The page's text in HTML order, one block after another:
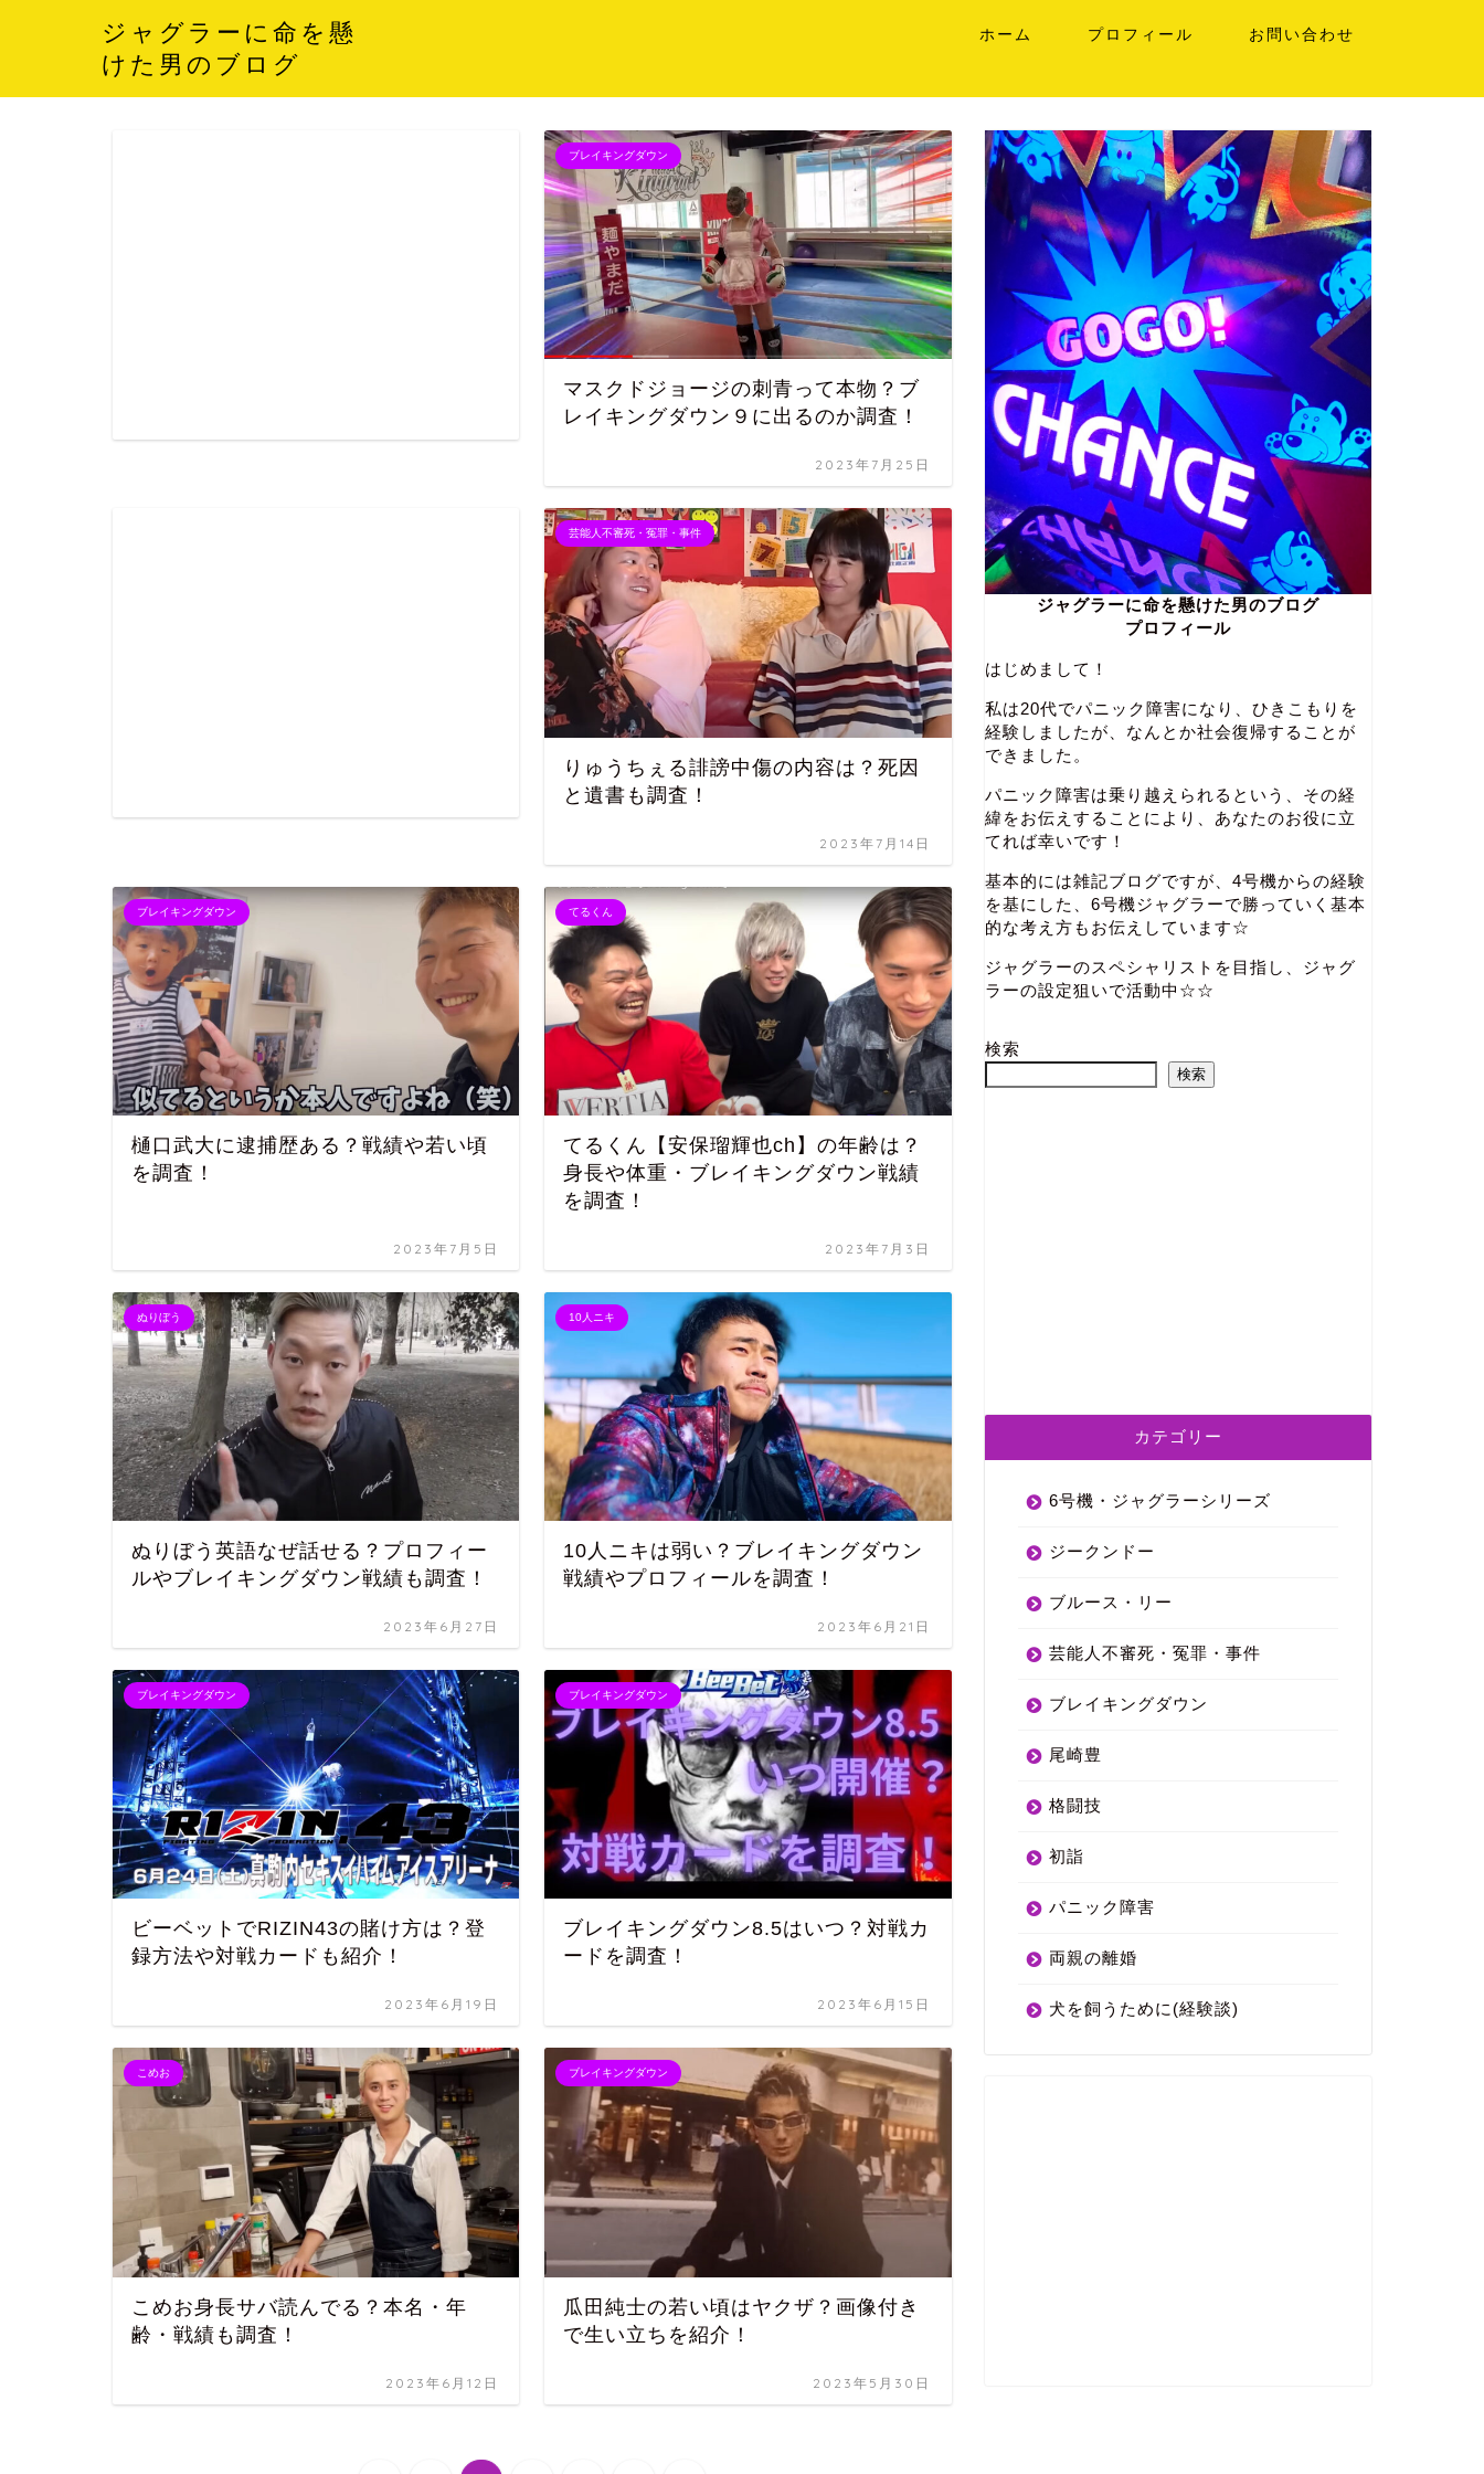
ジャグラーに命を懸
けた男のブログ
ホーム プロフィール お問い合わせ
ブレイキングダウン
マスクドジョージの刺青って本物？ブ
レイキングダウン９に出るのか調査！
2023年7月25日
芸能人不審死・冤罪・事件
りゅうちぇる誹謗中傷の内容は？死因
と遺書も調査！
2023年7月14日
ブレイキングダウン
樋口武大に逮捕歴ある？戦績や若い頃
を調査！
2023年7月5日
てるくん
てるくん【安保瑠輝也ch】の年齢は？
身長や体重・ブレイキングダウン戦績
を調査！
2023年7月3日
ぬりぼう
ぬりぼう英語なぜ話せる？プロフィー
ルやブレイキングダウン戦績も調査！
2023年6月27日
10人ニキ
10人ニキは弱い？ブレイキングダウン
戦績やプロフィールを調査！
2023年6月21日
ブレイキングダウン
ビーベットでRIZIN43の賭け方は？登
録方法や対戦カードも紹介！
2023年6月19日
ブレイキングダウン
ブレイキングダウン8.5はいつ？対戦カ
ードを調査！
2023年6月15日
こめお
こめお身長サバ読んでる？本名・年
齢・戦績も調査！
2023年6月12日
ブレイキングダウン
瓜田純士の若い頃はヤクザ？画像付き
で生い立ちを紹介！
2023年5月30日
ジャグラーに命を懸けた男のブログ
プロフィール
はじめまして！
私は20代でパニック障害になり、ひきこもりを
経験しましたが、なんとか社会復帰することが
できました。
パニック障害は乗り越えられるという、その経
緯をお伝えすることにより、あなたのお役に立
てれば幸いです！
基本的には雑記ブログですが、4号機からの経験
を基にした、6号機ジャグラーで勝っていく基本
的な考え方もお伝えしています☆
ジャグラーのスペシャリストを目指し、ジャグ
ラーの設定狙いで活動中☆☆
検索
検索
カテゴリー
6号機・ジャグラーシリーズ
ジークンドー
ブルース・リー
芸能人不審死・冤罪・事件
ブレイキングダウン
尾崎豊
格闘技
初詣
パニック障害
両親の離婚
犬を飼うために(経験談)